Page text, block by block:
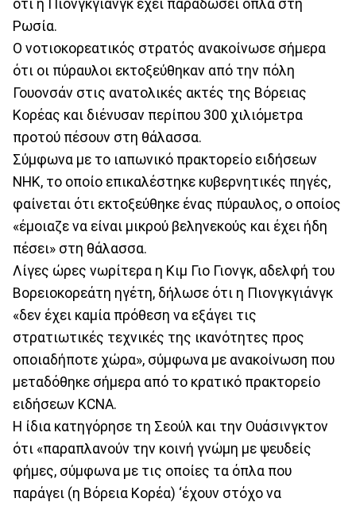
ότι η Πιονγκγιάνγκ έχει παραδώσει όπλα στη
Ρωσία.
Ο νοτιοκορεατικός στρατός ανακοίνωσε σήμερα
ότι οι πύραυλοι εκτοξεύθηκαν από την πόλη
Γουονσάν στις ανατολικές ακτές της Βόρειας
Κορέας και διένυσαν περίπου 300 χιλιόμετρα
προτού πέσουν στη θάλασσα.
Σύμφωνα με το ιαπωνικό πρακτορείο ειδήσεων
NHK, το οποίο επικαλέστηκε κυβερνητικές πηγές,
φαίνεται ότι εκτοξεύθηκε ένας πύραυλος, ο οποίος
«έμοιαζε να είναι μικρού βεληνεκούς και έχει ήδη
πέσει» στη θάλασσα.
Λίγες ώρες νωρίτερα η Κιμ Γιο Γιονγκ, αδελφή του
Βορειοκορεάτη ηγέτη, δήλωσε ότι η Πιονγκγιάνγκ
«δεν έχει καμία πρόθεση να εξάγει τις
στρατιωτικές τεχνικές της ικανότητες προς
οποιαδήποτε χώρα», σύμφωνα με ανακοίνωση που
μεταδόθηκε σήμερα από το κρατικό πρακτορείο
ειδήσεων KCNA.
Η ίδια κατηγόρησε τη Σεούλ και την Ουάσινγκτον
ότι «παραπλανούν την κοινή γνώμη με ψευδείς
φήμες, σύμφωνα με τις οποίες τα όπλα που
παράγει (η Βόρεια Κορέα) ‘έχουν στόχο να